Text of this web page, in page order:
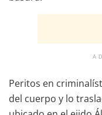
Peritos en
del cuerpo y lo